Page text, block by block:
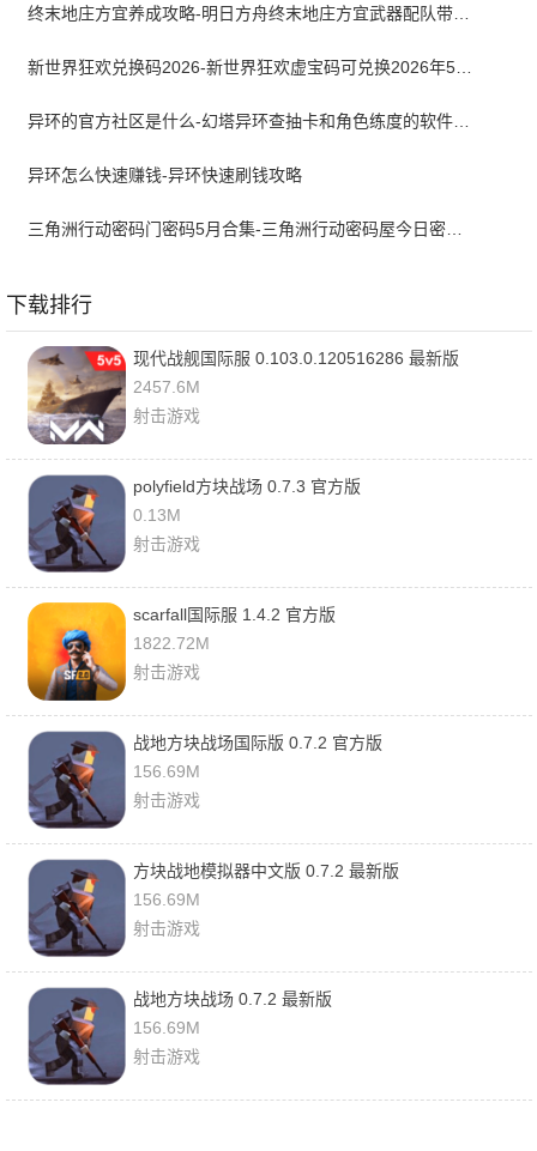
终末地庄方宜养成攻略-明日方舟终末地庄方宜武器配队带什么
新世界狂欢兑换码2026-新世界狂欢虚宝码可兑换2026年5月最新
异环的官方社区是什么-幻塔异环查抽卡和角色练度的软件叫什么
异环怎么快速赚钱-异环快速刷钱攻略
三角洲行动密码门密码5月合集-三角洲行动密码屋今日密码大全2026最新5月
下载排行
现代战舰国际服 0.103.0.120516286 最新版
2457.6M
射击游戏
polyfield方块战场 0.7.3 官方版
0.13M
射击游戏
scarfall国际服 1.4.2 官方版
1822.72M
射击游戏
战地方块战场国际版 0.7.2 官方版
156.69M
射击游戏
方块战地模拟器中文版 0.7.2 最新版
156.69M
射击游戏
战地方块战场 0.7.2 最新版
156.69M
射击游戏